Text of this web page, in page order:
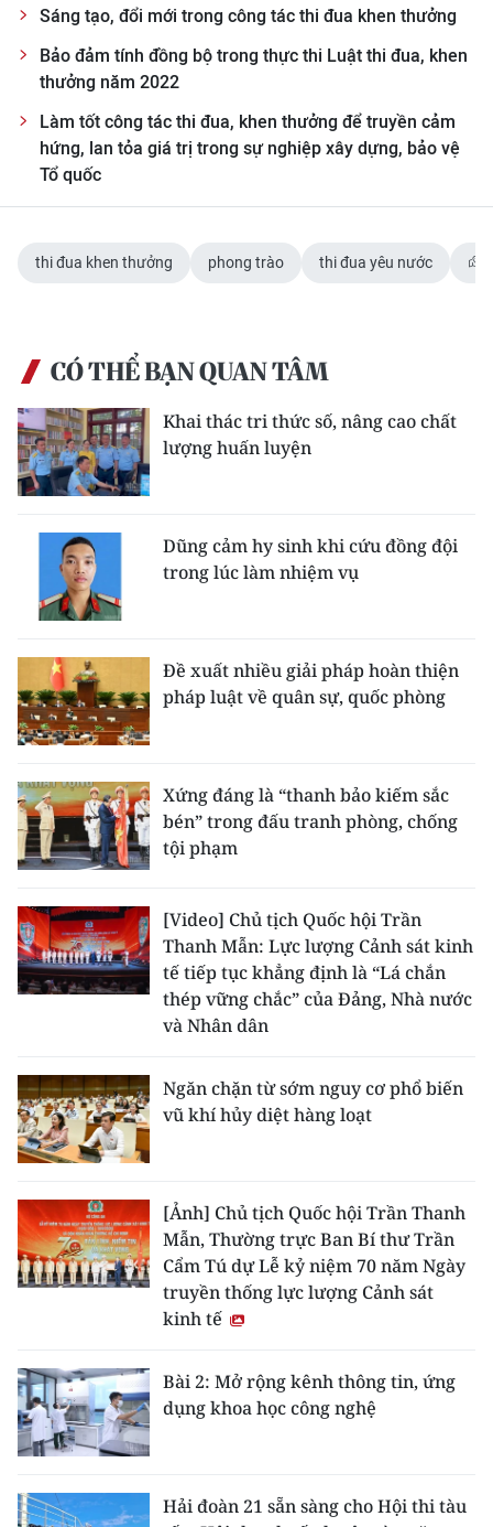
Sáng tạo, đổi mới trong công tác thi đua khen thưởng
Bảo đảm tính đồng bộ trong thực thi Luật thi đua, khen
thưởng năm 2022
Làm tốt công tác thi đua, khen thưởng để truyền cảm
hứng, lan tỏa giá trị trong sự nghiệp xây dựng, bảo vệ
Tổ quốc
thi đua khen thưởng phong trào thi đua yêu nước
CÓ THỂ BẠN QUAN TÂM
Khai thác tri thức số, nâng cao chất
lượng huấn luyện
Dũng cảm hy sinh khi cứu đồng đội
trong lúc làm nhiệm vụ
Đề xuất nhiều giải pháp hoàn thiện
pháp luật về quân sự, quốc phòng
Xứng đáng là “thanh bảo kiếm sắc
bén” trong đấu tranh phòng, chống
tội phạm
[Video] Chủ tịch Quốc hội Trần
Thanh Mẫn: Lực lượng Cảnh sát kinh
tế tiếp tục khẳng định là “Lá chắn
thép vững chắc” của Đảng, Nhà nước
và Nhân dân
Ngăn chặn từ sớm nguy cơ phổ biến
vũ khí hủy diệt hàng loạt
[Ảnh] Chủ tịch Quốc hội Trần Thanh
Mẫn, Thường trực Ban Bí thư Trần
Cẩm Tú dự Lễ kỷ niệm 70 năm Ngày
truyền thống lực lượng Cảnh sát
kinh tế
Bài 2: Mở rộng kênh thông tin, ứng
dụng khoa học công nghệ
Hải đoàn 21 sẵn sàng cho Hội thi tàu